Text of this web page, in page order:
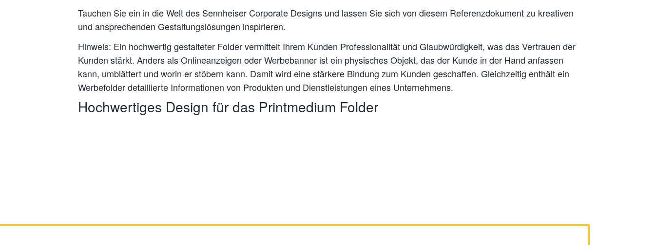
Tauchen Sie ein in die Welt des Sennheiser Corporate Designs und lassen Sie sich von diesem Referenzdokument zu kreativen
und ansprechenden Gestaltungslösungen inspirieren.
Hinweis: Ein hochwertig gestalteter Folder vermittelt Ihrem Kunden Professionalität und Glaubwürdigkeit, was das Vertrauen der
Kunden stärkt. Anders als Onlineanzeigen oder Werbebanner ist ein physisches Objekt, das der Kunde in der Hand anfassen
kann, umblättert und worin er stöbern kann. Damit wird eine stärkere Bindung zum Kunden geschaffen. Gleichzeitig enthält ein
Werbefolder detaillierte Informationen von Produkten und Dienstleistungen eines Unternehmens.
Hochwertiges Design für das Printmedium Folder